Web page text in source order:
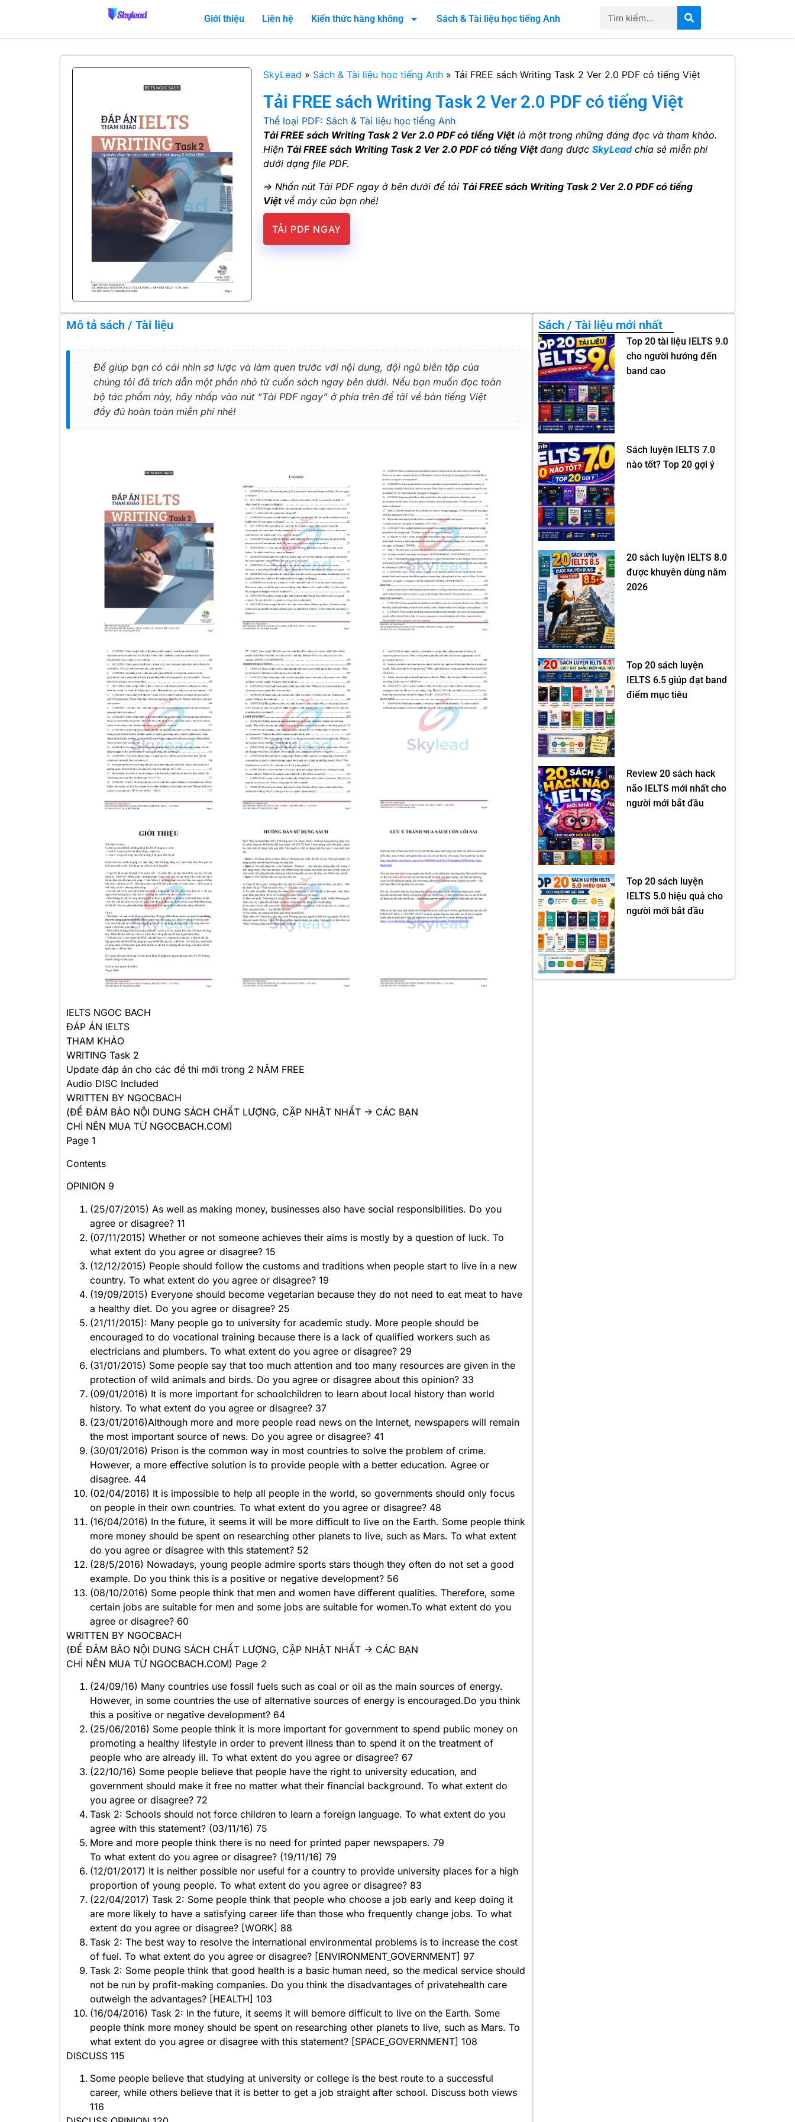
Giới thiệu Liên hệ Kiến thức hàng không Sách & Tài liệu học tiếng Anh
SkyLead » Sách & Tài liệu học tiếng Anh» Tải FREE sách Writing Task 2 Ver 2.0 PDF có tiếng Việt
Tải FREE sách Writing Task 2 Ver 2.0 PDF có tiếng Việt
Thể loại PDF: Sách & Tài liệu học tiếng Anh
Tải FREE sách Writing Task 2 Ver 2.0 PDF có tiếng Việtlà một trong những đáng đọc và tham khảo.
Hiện Tải FREE sách Writing Task 2 Ver 2.0 PDF có tiếng Việt đang được SkyLeadchia sẻ miễn phí
dưới dạng file PDF.
=> Nhấn nút Tải PDF ngay ở bên dưới để tải Tải FREE sách Writing Task 2 Ver 2.0 PDF có tiếng
Việt về máy của bạn nhé!
TẢI PDF NGAY
Mô tả sách / Tài liệu
Để giúp bạn có cái nhìn sơ lược và làm quen trước với nội dung, đội ngũ biên tập của
chúng tôi đã trích dẫn một phần nhỏ từ cuốn sách ngay bên dưới. Nếu bạn muốn đọc toàn
bộ tác phẩm này, hãy nhấp vào nút “Tải PDF ngay” ở phía trên để tải về bản tiếng Việt
đầy đủ hoàn toàn miễn phí nhé!
IELTS NGOC BACH
ĐÁP ÁN IELTS
THAM KHẢO
WRITING Task 2
Update đáp án cho các đề thi mới trong 2 NĂM FREE
Audio DISC Included
WRITTEN BY NGOCBACH
(ĐỂ ĐẢM BẢO NỘI DUNG SÁCH CHẤT LƯỢNG, CẬP NHẬT NHẤT -> CÁC BẠN
CHỈ NÊN MUA TỪ NGOCBACH.COM)
Page 1
Contents
OPINION 9
(25/07/2015) As well as making money, businesses also have social responsibilities. Do you
agree or disagree? 11
(07/11/2015) Whether or not someone achieves their aims is mostly by a question of luck. To
what extent do you agree or disagree? 15
(12/12/2015) People should follow the customs and traditions when people start to live in a new
country. To what extent do you agree or disagree? 19
(19/09/2015) Everyone should become vegetarian because they do not need to eat meat to have
a healthy diet. Do you agree or disagree? 25
(21/11/2015): Many people go to university for academic study. More people should be
encouraged to do vocational training because there is a lack of qualified workers such as
electricians and plumbers. To what extent do you agree or disagree? 29
(31/01/2015) Some people say that too much attention and too many resources are given in the
protection of wild animals and birds. Do you agree or disagree about this opinion? 33
(09/01/2016) It is more important for schoolchildren to learn about local history than world
history. To what extent do you agree or disagree? 37
(23/01/2016)Although more and more people read news on the Internet, newspapers will remain
the most important source of news. Do you agree or disagree? 41
(30/01/2016) Prison is the common way in most countries to solve the problem of crime.
However, a more effective solution is to provide people with a better education. Agree or
disagree. 44
(02/04/2016) It is impossible to help all people in the world, so governments should only focus
on people in their own countries. To what extent do you agree or disagree? 48
(16/04/2016) In the future, it seems it will be more difficult to live on the Earth. Some people think
more money should be spent on researching other planets to live, such as Mars. To what extent
do you agree or disagree with this statement? 52
(28/5/2016) Nowadays, young people admire sports stars though they often do not set a good
example. Do you think this is a positive or negative development? 56
(08/10/2016) Some people think that men and women have different qualities. Therefore, some
certain jobs are suitable for men and some jobs are suitable for women.To what extent do you
agree or disagree? 60
WRITTEN BY NGOCBACH
(ĐỂ ĐẢM BẢO NỘI DUNG SÁCH CHẤT LƯỢNG, CẬP NHẬT NHẤT -> CÁC BẠN
CHỈ NÊN MUA TỪ NGOCBACH.COM) Page 2
(24/09/16) Many countries use fossil fuels such as coal or oil as the main sources of energy.
However, in some countries the use of alternative sources of energy is encouraged.Do you think
this a positive or negative development? 64
(25/06/2016) Some people think it is more important for government to spend public money on
promoting a healthy lifestyle in order to prevent illness than to spend it on the treatment of
people who are already ill. To what extent do you agree or disagree? 67
(22/10/16) Some people believe that people have the right to university education, and
government should make it free no matter what their financial background. To what extent do
you agree or disagree? 72
Task 2: Schools should not force children to learn a foreign language. To what extent do you
agree with this statement? (03/11/16) 75
More and more people think there is no need for printed paper newspapers. 79
To what extent do you agree or disagree? (19/11/16) 79
(12/01/2017) It is neither possible nor useful for a country to provide university places for a high
proportion of young people. To what extent do you agree or disagree? 83
(22/04/2017) Task 2: Some people think that people who choose a job early and keep doing it
are more likely to have a satisfying career life than those who frequently change jobs. To what
extent do you agree or disagree? [WORK] 88
Task 2: The best way to resolve the international environmental problems is to increase the cost
of fuel. To what extent do you agree or disagree? [ENVIRONMENT_GOVERNMENT] 97
Task 2: Some people think that good health is a basic human need, so the medical service should
not be run by profit-making companies. Do you think the disadvantages of privatehealth care
outweigh the advantages? [HEALTH] 103
(16/04/2016) Task 2: In the future, it seems it will bemore difficult to live on the Earth. Some
people think more money should be spent on researching other planets to live, such as Mars. To
what extent do you agree or disagree with this statement? [SPACE_GOVERNMENT] 108
DISCUSS 115
Some people believe that studying at university or college is the best route to a successful
career, while others believe that it is better to get a job straight after school. Discuss both views
116
Sách / Tài liệu mới nhất
Top 20 tài liệu IELTS 9.0
cho người hướng đến
band cao
Sách luyện IELTS 7.0
nào tốt? Top 20 gợi ý
20 sách luyện IELTS 8.0
được khuyên dùng năm
2026
Top 20 sách luyện
IELTS 6.5 giúp đạt band
điểm mục tiêu
Review 20 sách hack
não IELTS mới nhất cho
người mới bắt đầu
Top 20 sách luyện
IELTS 5.0 hiệu quả cho
người mới bắt đầu